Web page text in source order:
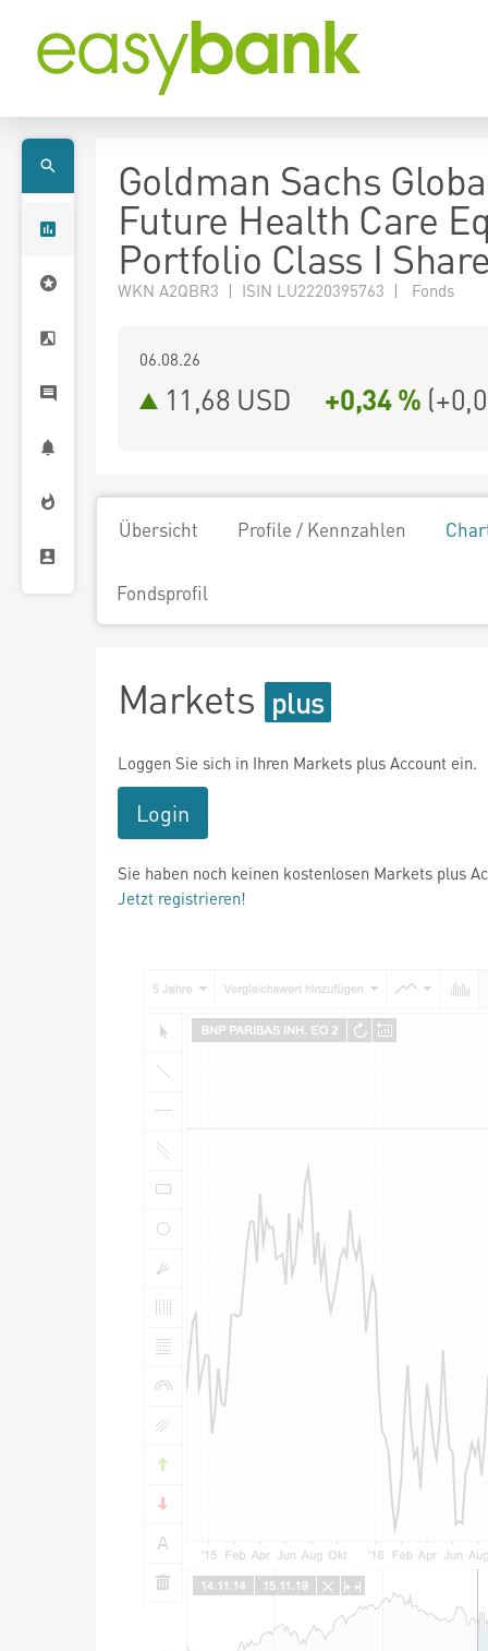
Goldman Sachs
Future Health Care
Portfolio Class I
WKN A2QBR3 | ISIN LU2220395763 | Fonds
06.08.26
11,68 USD +0,34 % (
Übersicht Profile / Kennzahlen
Fondsprofil
Markets
Loggen Sie sich in Ihren Markets plus Account ein.
Login
Sie haben noch keinen kostenlosen Markets plus
Jetzt registrieren!